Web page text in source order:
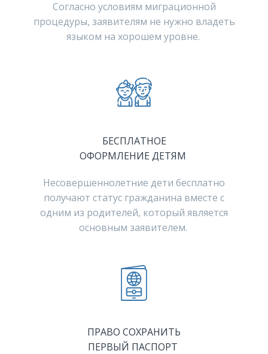
Согласно условиям миграционной
процедуры, заявителям не нужно владеть
языком на хорошем уровне.
БЕСПЛАТНОЕ
ОФОРМЛЕНИЕ ДЕТЯМ
Несовершеннолетние дети бесплатно
получают статус гражданина вместе с
одним из родителей, который является
основным заявителем.
ПРАВО СОХРАНИТЬ
ПЕРВЫЙ ПАСПОРТ